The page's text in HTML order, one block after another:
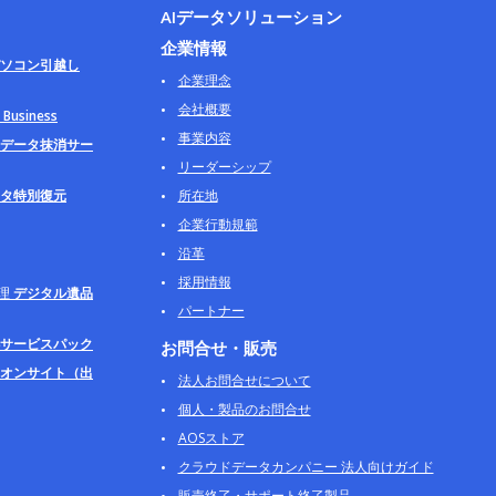
コン引越し
データ抹消サー
特別復元
デジタル遺品
ービスパック
オンサイト（出
AIデータソリューション
企業情報
企業理念
会社概要
事業内容
リーダーシップ
所在地
企業行動規範
沿革
採用情報
パートナー
お問合せ・販売
法人お問合せについて
個人・製品のお問合せ
AOSストア
クラウドデータカンパニー 法人向けガイド